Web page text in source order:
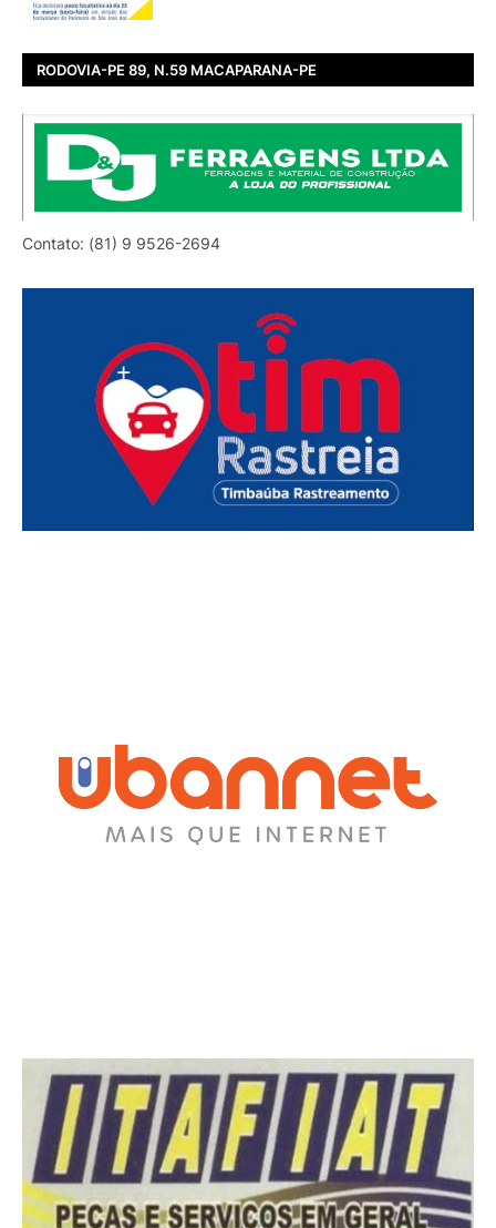
RODOVIA-PE 89, N.59 MACAPARANA-PE
Contato: (81) 9 9526-2694